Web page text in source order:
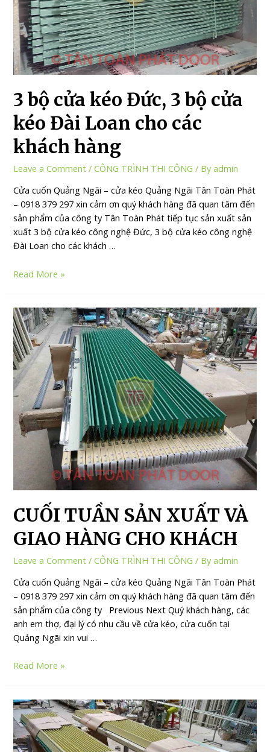
3 bộ cửa kéo Đức, 3 bộ cửa
kéo Đài Loan cho các
khách hàng
Leave a Comment /CÔNG TRÌNH THI CÔNG / Byadmin
Cửa cuốn Quảng Ngãi – cửa kéo Quảng Ngãi Tân Toàn Phát
– 0918 379 297 xin cảm ơn quý khách hàng đã quan tâm đến
sản phẩm của công ty Tân Toàn Phát tiếp tục sản xuất sản
xuất 3 bộ cửa kéo công nghệ Đức, 3 bộ cửa kéo công nghệ
Đài Loan cho các khách …
Read More »
CUỐI TUẦN SẢN XUẤT VÀ
GIAO HÀNG CHO KHÁCH
Leave a Comment /CÔNG TRÌNH THI CÔNG / Byadmin
Cửa cuốn Quảng Ngãi – cửa kéo Quảng Ngãi Tân Toàn Phát
– 0918 379 297 xin cảm ơn quý khách hàng đã quan tâm đến
sản phẩm của công ty Previous Next Quý khách hàng, các
anh em thợ, đại lý có nhu cầu về cửa kéo, cửa cuốn tại
Quảng Ngãi xin vui …
Read More »